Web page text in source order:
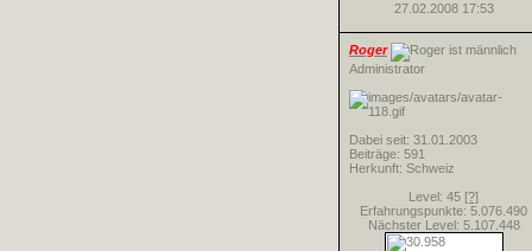
27.02.2008 17:53
Roger
Administrator
Dabei seit: 31.01.2003
Beiträge: 591
Herkunft: Schweiz
Level: 45 [?]
Erfahrungspunkte: 5.076.490
Nächster Level: 5.107.448